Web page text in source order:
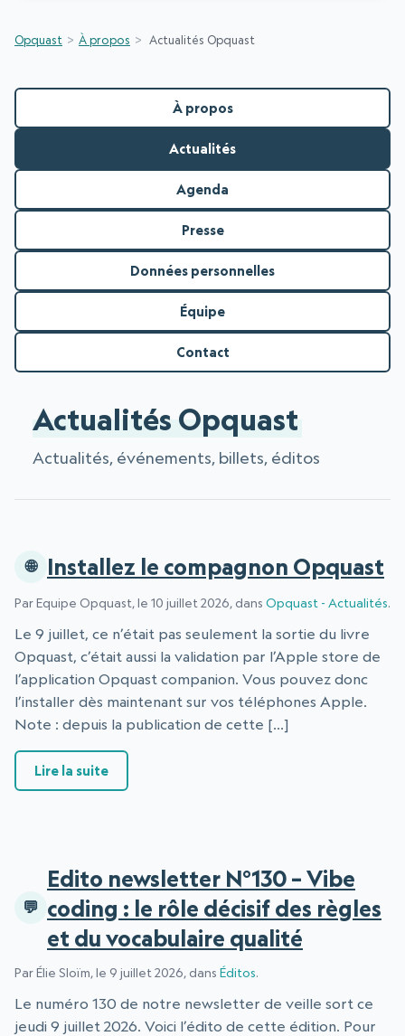
Opquast À propos Actualités Opquast
À propos
Actualités
Agenda
Presse
Données personnelles
Équipe
Contact
Actualités Opquast
Actualités, événements, billets, éditos
Installez le compagnon Opquast
Par Equipe Opquast, le 10 juillet 2026, dans Opquast - Actualités.
Le 9 juillet, ce n’était pas seulement la sortie du livre
Opquast, c’était aussi la validation par l’Apple store de
l’application Opquast companion. Vous pouvez donc
l’installer dès maintenant sur vos téléphones Apple.
Note : depuis la publication de cette […]
Lire la suite: Installez le compagnon Opquast
Edito newsletter N°130 – Vibe
coding : le rôle décisif des règles
et du vocabulaire qualité
Par Élie Sloïm, le 9 juillet 2026, dans Éditos.
Le numéro 130 de notre newsletter de veille sort ce
jeudi 9 juillet 2026. Voici l’édito de cette édition. Pour